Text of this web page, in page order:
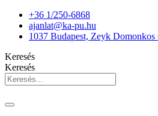
Ugrás
tartalomhoz
+36 1/250-6868
ajanlat@ka-pu.hu
1037 Budapest, Zeyk Domonkos
Keresés
Keresés